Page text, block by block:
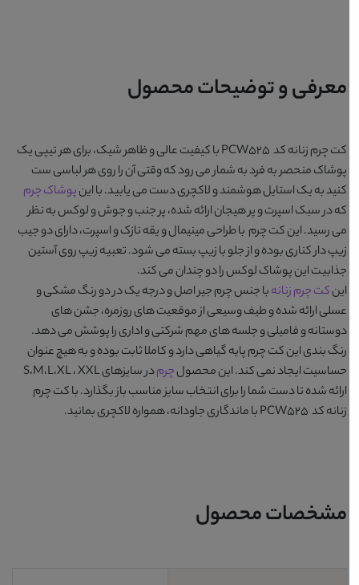
معرفی و توضیحات محصول
کت چرم زنانه کد PCW525
با کیفیت عالی و ظاهر شیک، برای هر تیپی یک
پوشاک منحصر به فرد به شمار می رود که وقتی آن را روی هر لباسی ست
کنید به یک استایل هوشمند و لاکچری دست می یابید. با اینپوشاک چرم
که در سبک اسپرت و پر هیجان ارائه شده، پر جنب و جوش و لوکس به نظر
می رسید. این کت چرم با طراحی مینیمال و یقه نازک و اسپرت، دارای دو جیب
زیپ دار کناری بوده و از جلو با زیپ بسته می شود. تعبیه زیپ روی آستین
جذابیت این پوشاک لوکس را دو چندان می کند.
اینکت چرم زنانهبا جنس چرم جیر اصل و درجه یک در دو رنگ مشکی و
عسلی ارائه شده و طیف وسیعی از موقعیت های روزمره، جشن های
دوستانه و فامیلی و جلسه های مهم شرکتی و اداری را پوشش می دهد.
رنگ بندی این کت چرم پایه گیاهی دارد و کاملا ثابت بوده و به هیچ عنوان
حساسیت ایجاد نمی کند. این محصولچرم
در سایزهای S،M،L،XL ، XXL
ارائه شده تا دست شما را برای انتخاب سایز مناسب باز بگذارد. باکت چرم
زنانه کد PCW525
با ماندگاری جاودانه، همواره لاکچری بمانید.
مشخصات محصول